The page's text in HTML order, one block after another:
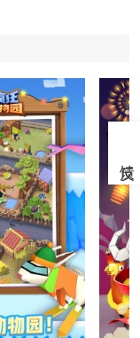
角色可供选择。
的场景中是非常有